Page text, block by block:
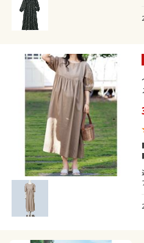
マイページ
閲覧履歴
お気に入り
サポート
ご利用ガイド
よくある質問とお問い合わ
吸汗速乾
レギュラー
タイト
シーズン
夏
価格